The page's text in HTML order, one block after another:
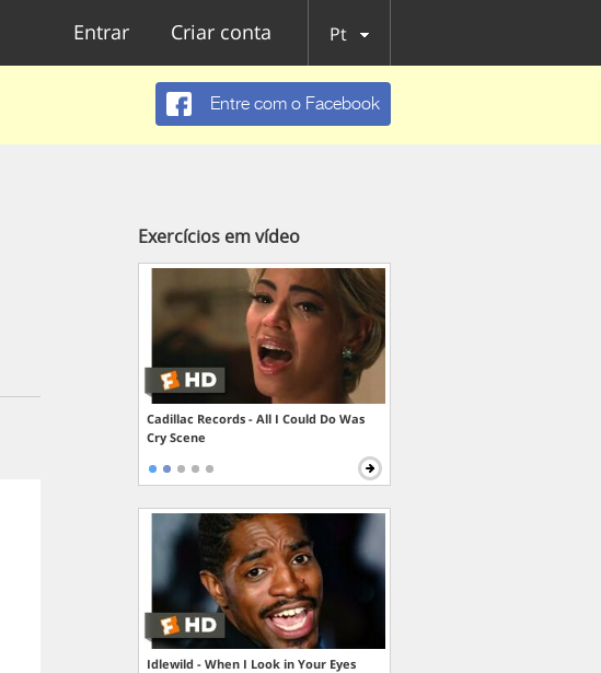
Entrar Criar conta Pt
Entre com o Facebook
Exercícios em vídeo
Cadillac Records - All I Could Do Was
Cry Scene
Idlewild - When I Look in Your Eyes